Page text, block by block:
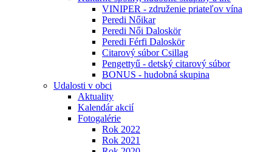
VINIPER - združenie priateľov vína
Peredi Nőikar
Peredi Női Daloskör
Peredi Férfi Daloskör
Citarový súbor Csillag
Pengettyű - detský citarový súbor
BONUS - hudobná skupina
Udalosti v obci
Aktuality
Kalendár akcií
Fotogalérie
Rok 2022
Rok 2021